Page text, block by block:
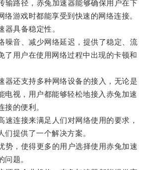
路径，赤兔加速器能够确保用户在下
络游戏时都能享受到快速的网络连接。
具备稳定性。
音、减少网络延迟，提供了稳定、流
了用户在使用网络过程中出现的卡顿和
还支持多种网络设备的接入，无论是
电视，用户都能够轻松地接入赤兔加速
接的便利。
连接来满足人们对网络使用的要求，
们提供了一个解决方案。
，使得更多的用户选择使用赤兔加速
问题。